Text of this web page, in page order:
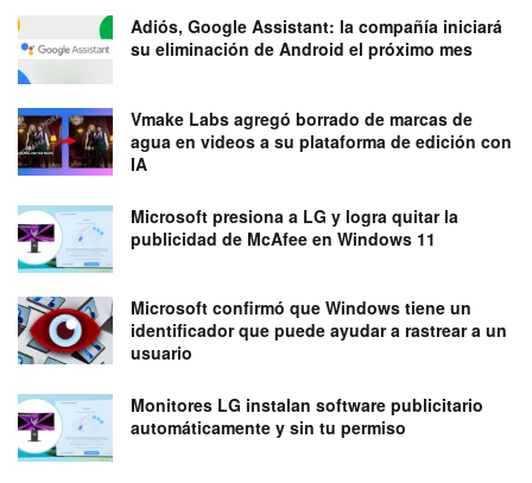
Adiós, Google Assistant: la compañía iniciará
su eliminación de Android el próximo mes
Vmake Labs agregó borrado de marcas de
agua en videos a su plataforma de edición con
IA
Microsoft presiona a LG y logra quitar la
publicidad de McAfee en Windows 11
Microsoft confirmó que Windows tiene un
identificador que puede ayudar a rastrear a un
usuario
Monitores LG instalan software publicitario
automáticamente y sin tu permiso